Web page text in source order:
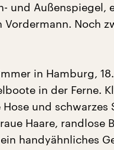
und Außenspiegel,
Noch
in Hamburg,
in der Ferne.
Hose und
Haare, randlose
handyähnliches